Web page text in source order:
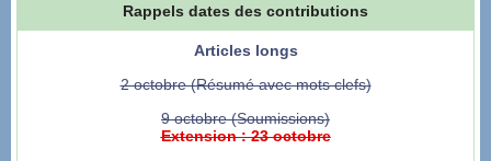
Rappels dates des contributions
Articles longs
2 octobre (Résumé avec mots clefs)
9 octobre (Soumissions)
Extension : 23 octobre